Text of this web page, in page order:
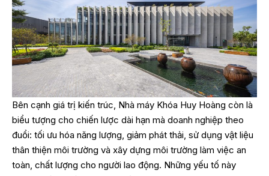
Bên cạnh giá trị kiến trúc, Nhà máy Khóa Huy Hoàng còn là
biểu tượng cho chiến lược dài hạn mà doanh nghiệp theo
đuổi: tối ưu hóa năng lượng, giảm phát thải, sử dụng vật liệu
thân thiện môi trường và xây dựng môi trường làm việc an
toàn, chất lượng cho người lao động. Những yếu tố này